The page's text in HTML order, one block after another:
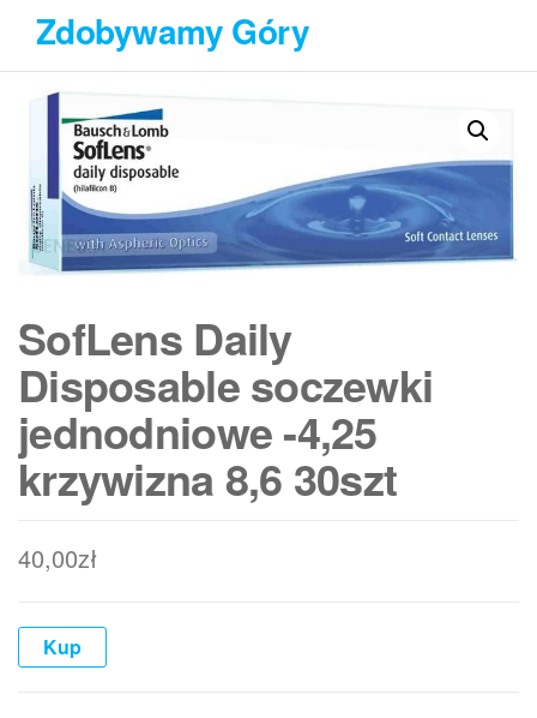
Przejdź
treści
Zdobywamy Góry
SofLens Daily
Disposable soczewki
jednodniowe -4,25
krzywizna 8,6 30szt
40,00zł
Kup